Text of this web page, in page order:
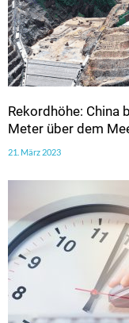
Rekordhöhe: China
Meter über dem
21. März 2023